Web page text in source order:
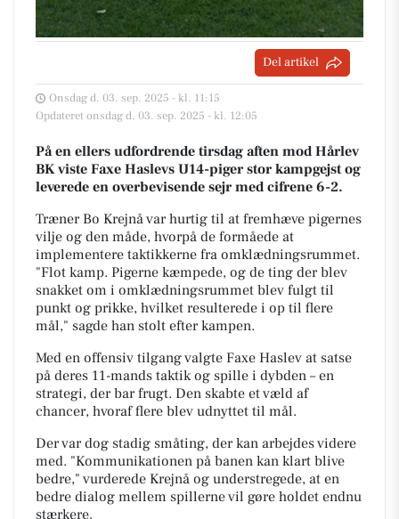
Del artikel
Onsdag d. 03. sep. 2025 - kl. 11:15
Opdateret onsdag d. 03. sep. 2025 - kl. 12:05
På en ellers udfordrende tirsdag aften mod Hårlev
BK viste Faxe Haslevs U14-piger stor kampgejst og
leverede en overbevisende sejr med cifrene 6-2.
Træner Bo Krejnå var hurtig til at fremhæve pigernes
vilje og den måde, hvorpå de formåede at
implementere taktikkerne fra omklædningsrummet.
"Flot kamp. Pigerne kæmpede, og de ting der blev
snakket om i omklædningsrummet blev fulgt til
punkt og prikke, hvilket resulterede i op til flere
mål," sagde han stolt efter kampen.
Med en offensiv tilgang valgte Faxe Haslev at satse
på deres 11-mands taktik og spille i dybden – en
strategi, der bar frugt. Den skabte et væld af
chancer, hvoraf flere blev udnyttet til mål.
Der var dog stadig småting, der kan arbejdes videre
med. "Kommunikationen på banen kan klart blive
bedre," vurderede Krejnå og understregede, at en
bedre dialog mellem spillerne vil gøre holdet endnu
stærkere.